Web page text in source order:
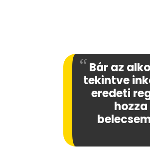
Bár az
tekintve
eredeti